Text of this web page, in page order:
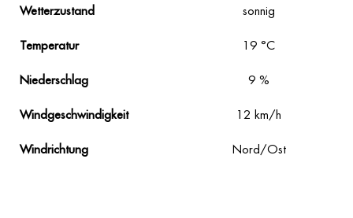
Wetterzustand sonnig
Temperatur 19 °C
Niederschlag 9 %
Windgeschwindigkeit 12 km/h
Windrichtung Nord/Ost